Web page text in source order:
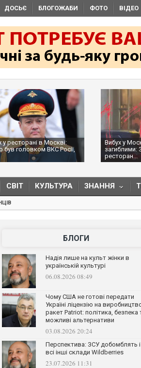
ДОСЬЄ БЛОГОЖАБИ ФОТО ВІДЕО
у ресторані в Москві:
був головком ВКС Росії,
Вибух у
загиблими:
ресторан...
СВІТ КУЛЬТУРА ЗНАННЯ
БЛОГИ
Надія лише на культ жінки в
українській культурі
06.08.2026 08:49
Чому США не готові передати
Україні ліцензію на
ракет Patriot: політика, безпека
можливі альтернативи
03.08.2026 20:24
Перспектива: ЗСУ добомблять і
всі інші склади Wildberries
23.07.2026 11:31